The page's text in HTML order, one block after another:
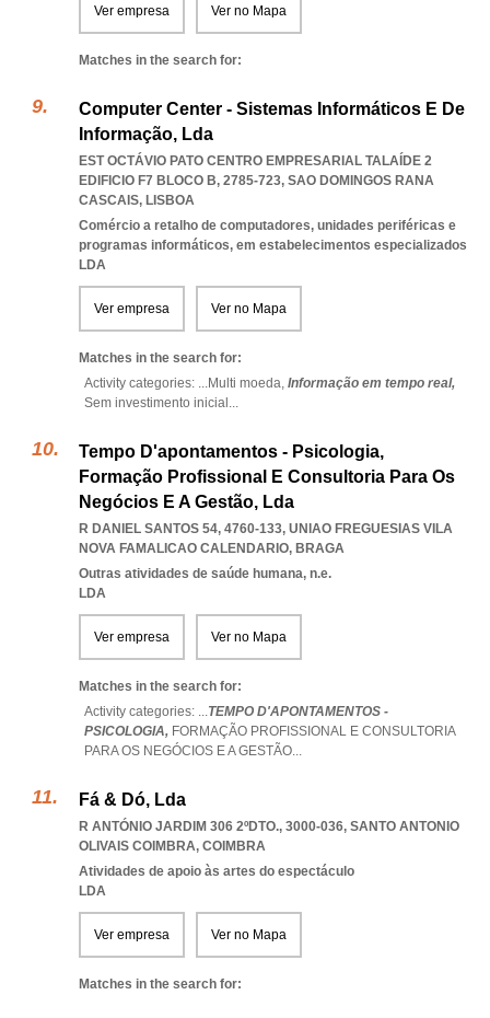
Ver empresa Ver no Mapa
Matches in the search for:
Computer Center - Sistemas Informáticos E De
Informação, Lda
EST OCTÁVIO PATO CENTRO EMPRESARIAL TALAÍDE 2
EDIFICIO F7 BLOCO B, 2785-723, SAO DOMINGOS RANA
CASCAIS, LISBOA
Comércio a retalho de computadores, unidades periféricas e
programas informáticos, em estabelecimentos especializados
LDA
Ver empresa Ver no Mapa
Matches in the search for:
Activity categories: ...Multi moeda, Informação em tempo real,
Sem investimento inicial ...
Tempo D'apontamentos - Psicologia,
Formação Profissional E Consultoria Para Os
Negócios E A Gestão, Lda
R DANIEL SANTOS 54, 4760-133, UNIAO FREGUESIAS VILA
NOVA FAMALICAO CALENDARIO, BRAGA
Outras atividades de saúde humana, n.e.
LDA
Ver empresa Ver no Mapa
Matches in the search for:
Activity categories: ...TEMPO D'APONTAMENTOS -
PSICOLOGIA, FORMAÇÃO PROFISSIONAL E CONSULTORIA
PARA OS NEGÓCIOS E A GESTÃO...
Fá & Dó, Lda
R ANTÓNIO JARDIM 306 2ºDTO., 3000-036, SANTO ANTONIO
OLIVAIS COIMBRA, COIMBRA
Atividades de apoio às artes do espectáculo
LDA
Ver empresa Ver no Mapa
Matches in the search for: